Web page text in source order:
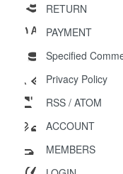
RETURN
PAYMENT
Specified
Privacy Policy
RSS / ATOM
ACCOUNT
MEMBERS